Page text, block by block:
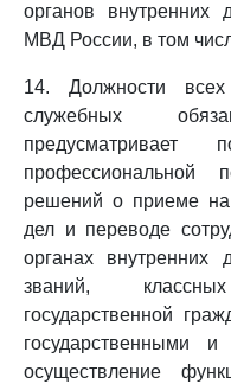
органов внутренних
МВД России, в том
14. Должности
служебных
предусматривает
профессиональной
решений о приеме
дел и переводе
органах внутренних
званий,
государственной
государственными
осуществление